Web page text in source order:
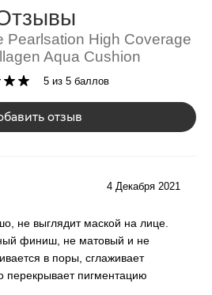
особенно в плане смягчения и
экстракт альциноцеи.
обеспечивает интенсивную
их обезвоживанию,
местный метаболизм, что в свою
Pearlsation High Coverage
Aqua Cushion
5 из 5 баллов
отзыв
4 Декабря 2021
не выглядит маской на лице.
финиш, не матовый и не
в поры, сглаживает
перекрывает пигментацию